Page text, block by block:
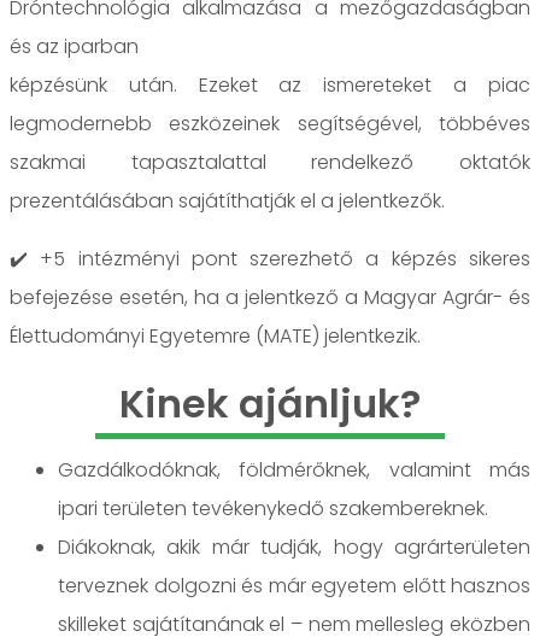
Dróntechnológia alkalmazása a mezőgazdaságban
és az iparban
képzésünk után. Ezeket az ismereteket a piac
legmodernebb eszközeinek segítségével, többéves
szakmai tapasztalattal rendelkező oktatók
prezentálásában sajátíthatják el a jelentkezők.
✔️ +5 intézményi pont szerezhető a képzés sikeres
befejezése esetén, ha a jelentkező a Magyar Agrár- és
Élettudományi Egyetemre (MATE) jelentkezik.
Kinek ajánljuk?
Gazdálkodóknak, földmérőknek, valamint más
ipari területen tevékenykedő szakembereknek.
Diákoknak, akik már tudják, hogy agrárterületen
terveznek dolgozni és már egyetem előtt hasznos
skilleket sajátítanának el – nem mellesleg eközben